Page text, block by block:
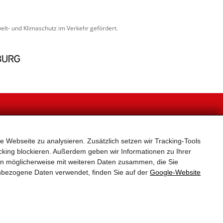
zu analysieren. Zusätzlich setzen wir Tracking-Tools
blockieren. Außerdem geben wir Informationen zu Ihrer
möglicherweise mit weiteren Daten zusammen, die Sie
Daten verwendet, finden Sie auf derGoogle‑Website
und Klimaschutz im Verkehr gefördert.
und kostenlos für den Newsletter ein.
und Aktuelles zum Radfahren in Stadt
und Land Salzburg.
die Versendung des Rad-Newsletters verwendet.